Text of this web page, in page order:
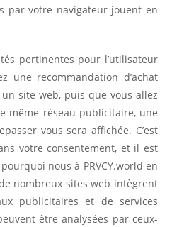
par votre navigateur jouent en
pertinentes pour l’utilisateur
une recommandation d’achat
site web, puis que vous allez
même réseau publicitaire, une
vous sera affichée. C’est
votre consentement, et il est
nous à PRVCY.world en
nombreux sites web intègrent
publicitaires et de services
être analysées par ceux-